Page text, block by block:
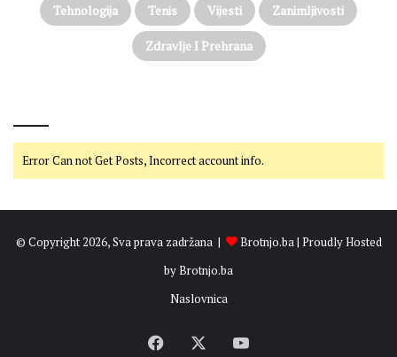
Tehnologija Tenis Vijesti Zanimljivosti
Zdravlje I Prehrana
Error Can not Get Posts, Incorrect account info.
© Copyright 2026, Sva prava zadržana | Brotnjo.ba| Proudly Hosted
byBrotnjo.ba
Naslovnica
Facebook YouTube